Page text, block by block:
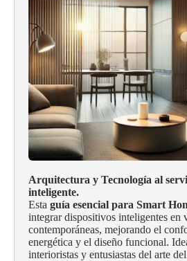
Arquitectura y Tecnología al
inteligente.
Esta guía esencial para Smart
integrar dispositivos inteligentes en
contemporáneas, mejorando el
energética y el diseño funcional.
interioristas y entusiastas del arte